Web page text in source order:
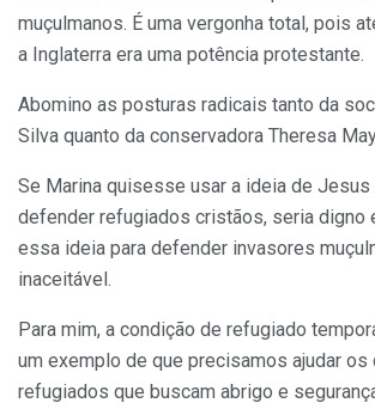
muçulmanos. É uma vergonha total, pois
a Inglaterra era uma potência protestante.
Abomino as posturas radicais tanto da
Silva quanto da conservadora Theresa
Se Marina quisesse usar a ideia de
defender refugiados cristãos, seria digno
essa ideia para defender invasores
inaceitável.
Para mim, a condição de refugiado
um exemplo de que precisamos ajudar os
refugiados que buscam abrigo e